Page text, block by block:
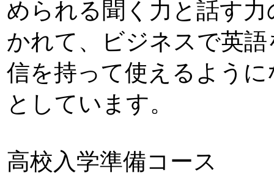
められる聞く力と話す
かれて、ビジネスで英
信を持って使えるよう
としています。
高校入学準備コース